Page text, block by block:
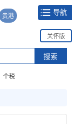
贵港
导航
关怀版
个税